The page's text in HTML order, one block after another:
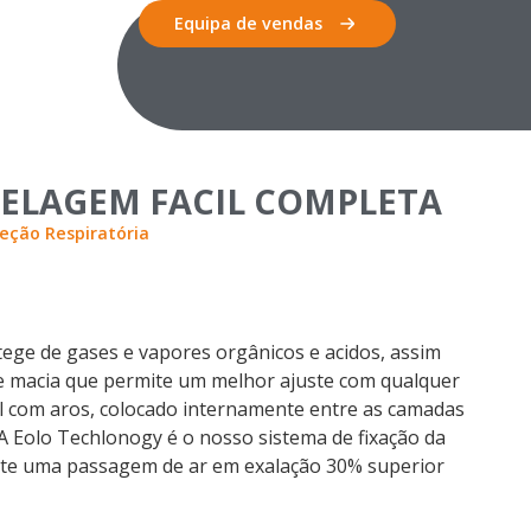
Equipa de vendas
FACIL COMPLETA
Respiratória
de gases e vapores orgânicos e acidos, assim
macia que permite um melhor ajuste com qualquer
aros, colocado internamente entre as camadas
Eolo Techlonogy é o nosso sistema de fixação da
uma passagem de ar em exalação 30% superior